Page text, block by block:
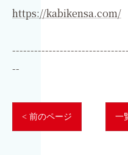
https://kabikensa.com/
--
< 前のページ 一